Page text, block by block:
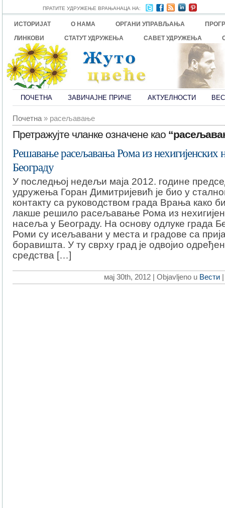
ПРАТИТЕ УДРУЖЕЊЕ ВРАЊАНАЦА НА:
ИСТОРИЈАТ О НАМА ОРГАНИ УПРАВЉАЊА
ЛИНКОВИ
СТАТУТ УДРУЖЕЊА САВЕТ УДРУЖЕЊА
ПОЧЕТНА ЗАВИЧАЈНЕ ПРИЧЕ АКТУЕЛНОСТИ
Почетна » расељавање
Претражујте чланке означене као
Решавање расељавањa Рома из нехигијенских
Београду
У последњој недељи маја 2012. године
удружења Горан Димитријевић је био у
контакту са руководством града Врања како
лакше решило расељавање Рома из
насеља у Београду. На основу одлуке града
Роми су исељавани у места и градове са
боравишта. У ту сврху град је одвојио
средства […]
мај 30th, 2012 | Objavljeno u Вести